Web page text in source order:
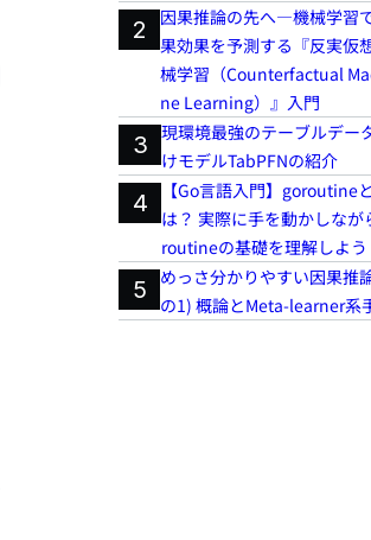
2
因果推論の先へ―機械学習
果効果を予測する『反実仮
械学習（Counterfactual
ne Learning）』入門
3 現環境最強のテーブルデー
けモデルTabPFNの紹介
4
【Go言語入門】goroutineと
は？ 実際に手を動かしなが
routineの基礎を理解しよう
5
めっさ分かりやすい因果推
の1) 概論とMeta-learner系